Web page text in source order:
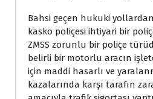
Bahsi geçen hukuki
kasko poliçesi ihtiyari bir
ZMSS zorunlu bir poliçe
belirli bir motorlu aracın
için maddi hasarlı ve
kazalarında karşı tarafın